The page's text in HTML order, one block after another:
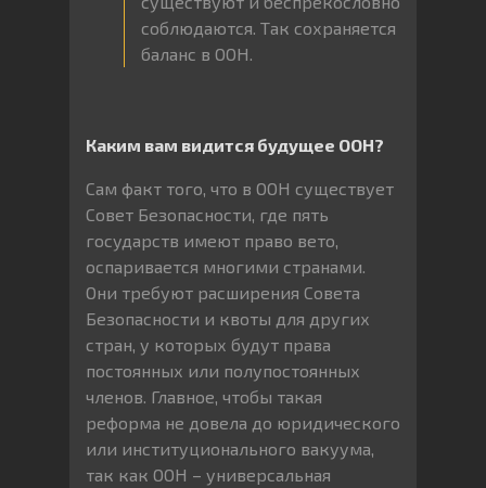
соблюдаются. Так сохраняется
баланс в ООН.
Каким вам видится будущее ООН?
Сам факт того, что в ООН существует
Совет Безопасности, где пять
государств имеют право вето,
оспаривается многими странами.
Они требуют расширения Совета
Безопасности и квоты для других
стран, у которых будут права
постоянных или полупостоянных
членов. Главное, чтобы такая
реформа не довела до юридического
или институционального вакуума,
так как ООН – универсальная